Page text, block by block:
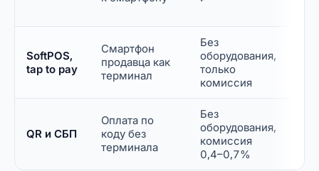
SoftPOS,
tap to pay
Смартфон
продавца как
терминал
Без
оборудования,
только
комиссия
QR и СБП
Оплата по
коду без
терминала
Без
оборудования,
комиссия
0,4–0,7%